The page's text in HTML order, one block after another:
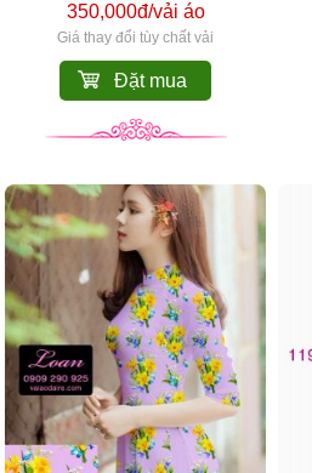
350,000đ/vải áo
Giá thay đổi tùy chất vải
Đặt mua